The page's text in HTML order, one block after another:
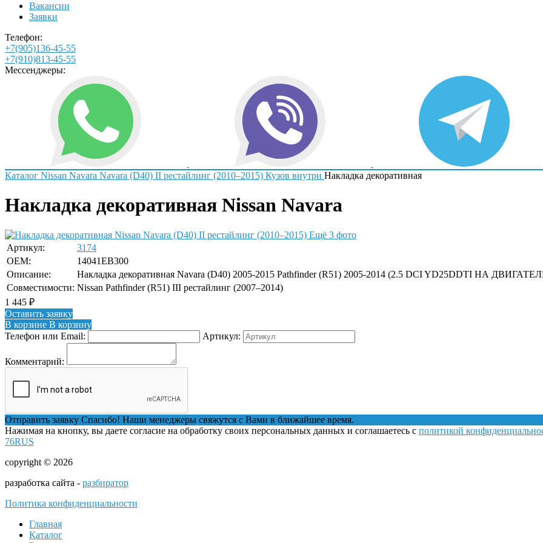
Вакансии
Заявки
Телефон:
+7(905)136-45-55
+7(910)813-45-55
Мессенджеры:
Каталог Nissan Navara Navara (D40) II рестайлинг (2010–2015) Кузов внутри Накладка декоративная
Накладка декоративная Nissan Navara
Ещё 3 фото
Артикул:
3174
OEM:
14041EB300
Описание:
Накладка декоративная Navara (D40) 2005-2015 Pathfinder (R51) 2005-2014 (2.5 DCI YD25DDTI НА
Совместимости: Nissan Pathfinder (R51) III рестайлинг (2007–2014)
1 445 ₽
Оставить заявку
В корзине В корзину
Телефон или Email:
Артикул:
Комментарий:
Отправить заявку Спасибо! Наши менеджеры свяжутся с Вами в ближайшее время.
Нажимая на кнопку, вы даете согласие на обработку своих персональных данных и соглашаетесь с политикой
76RUS
copyright © 2026
разработка сайта - разбиратор
Политика конфиденциальности
Главная
Каталог